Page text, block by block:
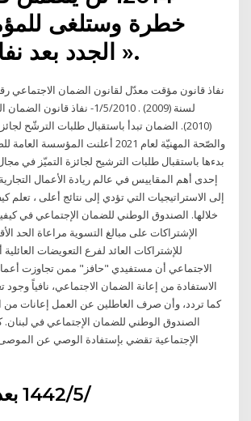
خطرة وستلغى
الجدد بعد نفاذ القانون ».
(2010). الضمان تبدأ باستقبال طلبات الترشّح
والصّحة المهنيّة لعام 2021 أعلنت
بدءها باستقبال طلبات الترشيح لجائزة التميّز في
إلى الاستراتيجيات التي تؤدي إلى نتائج أعلى ،
خلالها. الصندوق الوطني للضمان الإجتماعي في
الإشتراكات على مبالغ التسوية مراعاة الحد
للإشتراكات العائد لفرع التعويضات
الاستفادة من إعانة الضمان الاجتماعي، نافياً وجود
كما تردد، وأن صرف العاطلين عن العمل إعانات من
الصندوق الوطني للضمان الإجتماعي في لبنان.
الإجتماعية تقضي بإستفادة الوصي عن
20‏‏/5‏‏/1442 بعد الهجرة